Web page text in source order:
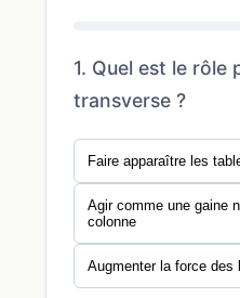
1. Quel est le rôle
transverse ?
Faire apparaître les
Agir comme une gaine
colonne
Augmenter la force des